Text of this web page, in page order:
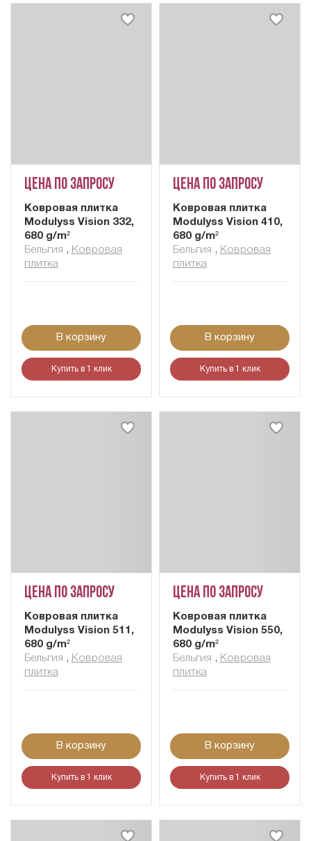
Цена по запросу
Ковровая плитка
Modulyss Vision 332,
680 g/m²
Бельгия , Ковровая
плитка
В корзину
Купить в 1 клик
Цена по запросу
Ковровая плитка
Modulyss Vision 410,
680 g/m²
Бельгия , Ковровая
плитка
В корзину
Купить в 1 клик
Цена по запросу
Ковровая плитка
Modulyss Vision 511,
680 g/m²
Бельгия , Ковровая
плитка
В корзину
Купить в 1 клик
Цена по запросу
Ковровая плитка
Modulyss Vision 550,
680 g/m²
Бельгия , Ковровая
плитка
В корзину
Купить в 1 клик